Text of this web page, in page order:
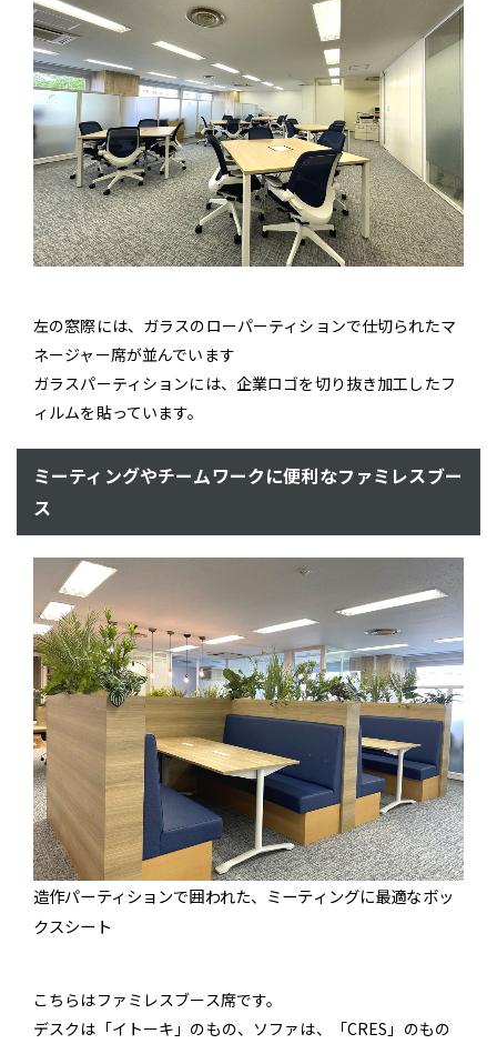
左の窓際には、ガラスのローパーティションで仕切られたマ
ネージャー席が並んでいます
ガラスパーティションには、企業ロゴを切り抜き加工したフ
ィルムを貼っています。
ミーティングやチームワークに便利なファミレスブー
ス
造作パーティションで囲われた、ミーティングに最適なボッ
クスシート
こちらはファミレスブース席です。
デスクは「イトーキ」のもの、ソファは、「CRES」のもの